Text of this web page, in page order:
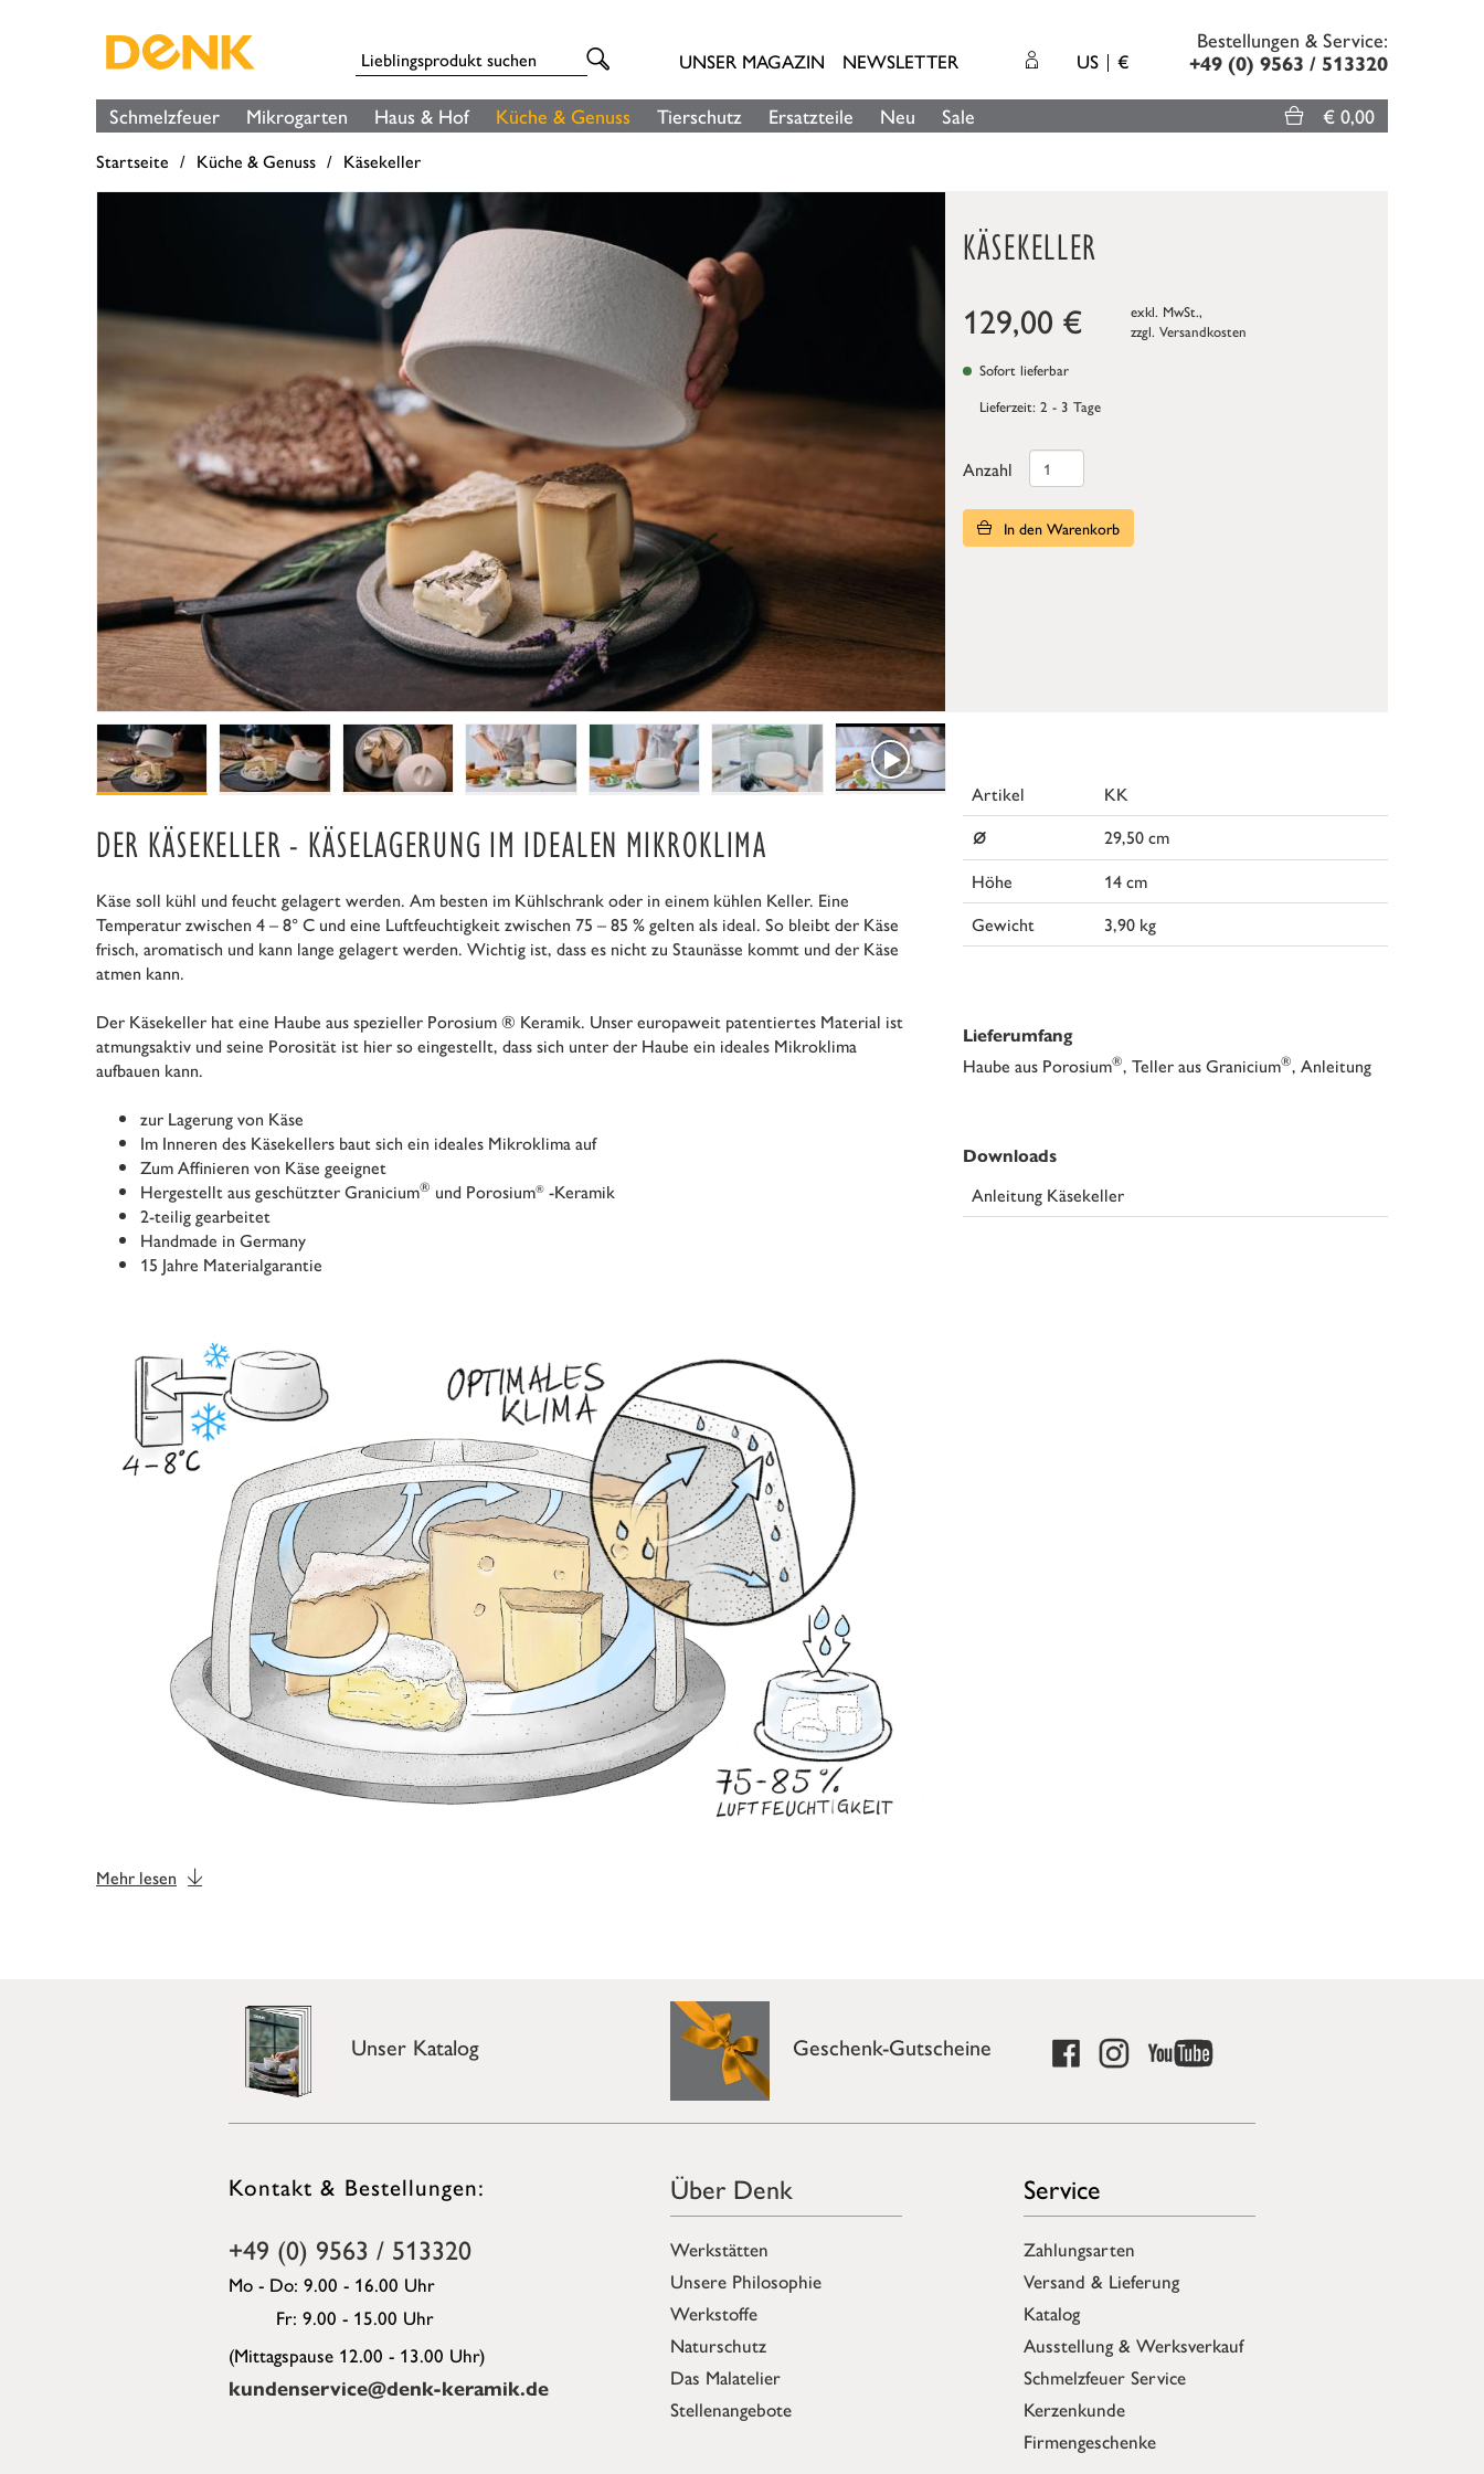
UNSER MAGAZIN NEWSLETTER US €
Bestellungen & Service:
+49 (0) 9563 / 513320
Schmelzfeuer Mikrogarten Haus & Hof Küche & Genuss Tierschutz Ersatzteile Neu Sale € 0,00
Startseite Küche & Genuss Käsekeller
KÄSEKELLER
129,00 €
exkl. MwSt.,
zzgl. Versandkosten
Sofort lieferbar
Lieferzeit: 2 - 3 Tage
Anzahl
In den Warenkorb
DER KÄSEKELLER - KÄSELAGERUNG IM IDEALEN MIKROKLIMA
Käse soll kühl und feucht gelagert werden. Am besten im Kühlschrank oder in einem kühlen Keller. Eine
Temperatur zwischen 4 – 8° C und eine Luftfeuchtigkeit zwischen 75 – 85 % gelten als ideal. So bleibt der Käse
frisch, aromatisch und kann lange gelagert werden. Wichtig ist, dass es nicht zu Staunässe kommt und der Käse
atmen kann.
Der Käsekeller hat eine Haube aus spezieller Porosium ® Keramik. Unser europaweit patentiertes Material ist
atmungsaktiv und seine Porosität ist hier so eingestellt, dass sich unter der Haube ein ideales Mikroklima
aufbauen kann.
zur Lagerung von Käse
Im Inneren des Käsekellers baut sich ein ideales Mikroklima auf
Zum Affinieren von Käse geeignet
Hergestellt aus geschützter Granicium® und Porosium® -Keramik
2-teilig gearbeitet
Handmade in Germany
15 Jahre Materialgarantie
Mehr lesen
Artikel KK
⌀
29,50 cm
Höhe
14 cm
Gewicht
3,90 kg
Lieferumfang
Haube aus Porosium®, Teller aus Granicium®, Anleitung
Downloads
Anleitung Käsekeller
Unser Katalog Geschenk-Gutscheine
Kontakt & Bestellungen:
+49 (0) 9563 / 513320
Mo - Do: 9.00 - 16.00 Uhr
Fr: 9.00 - 15.00 Uhr
(Mittagspause 12.00 - 13.00 Uhr)
kundenservice@denk-keramik.de
Über Denk
Werkstätten
Unsere Philosophie
Werkstoffe
Naturschutz
Das Malatelier
Stellenangebote
Service
Zahlungsarten
Versand & Lieferung
Katalog
Ausstellung & Werksverkauf
Schmelzfeuer Service
Kerzenkunde
Firmengeschenke